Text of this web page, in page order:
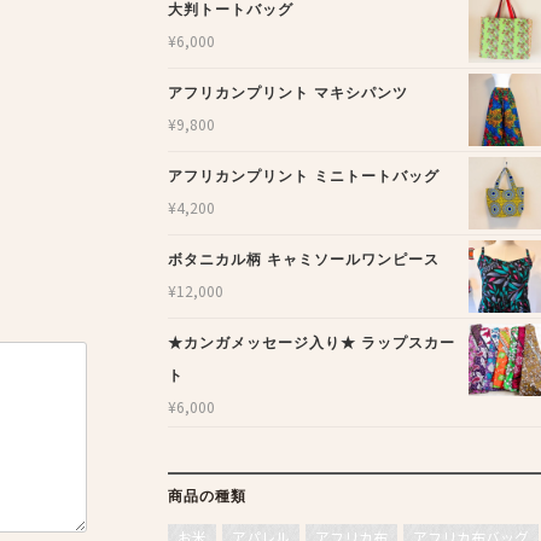
大判トートバッグ
¥6,000
アフリカンプリント マキシパンツ
¥9,800
アフリカンプリント ミニトートバッグ
¥4,200
ボタニカル柄 キャミソールワンピース
¥12,000
★カンガメッセージ入り★ ラップスカー
ト
¥6,000
商品の種類
お米 アパレル アフリカ布 アフリカ布バッグ